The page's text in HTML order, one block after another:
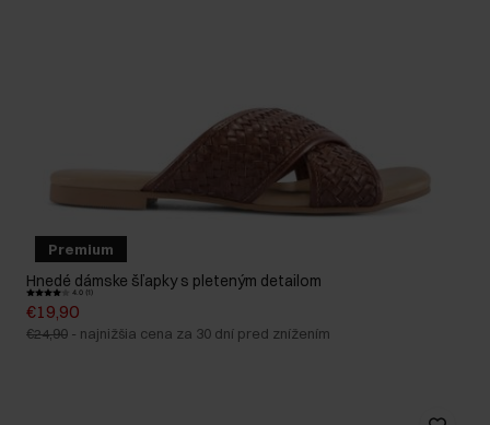
Premium
Hnedé dámske šľapky s pleteným detailom
4.0 (1)
€19,90
€24,90 - najnižšia cena za 30 dní pred znížením